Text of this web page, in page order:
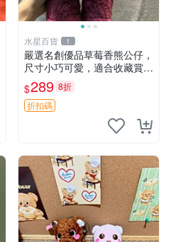
水星百貨 1
嚴選名創優品草莓香熊公仔，
尺寸小巧可愛，適合收藏賞玩
30cm 玩具 公仔 草莓熊
$289 8折
折扣碼